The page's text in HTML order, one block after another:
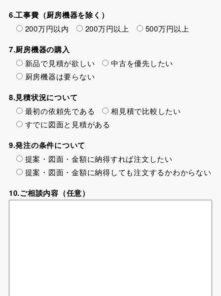
6.工事費（厨房機器を除く）
200万円以内 200万円以上 500万円以上
7.厨房機器の購入
新品で見積が欲しい
中古を優先したい
厨房機器は要らない
8.見積状況について
最初の依頼先である
相見積で比較したい
すでに図面と見積がある
9.発注の条件について
提案・図面・金額に納得すれば注文したい
提案・図面・金額に納得しても注文するかわからない
10.ご相談内容（任意）